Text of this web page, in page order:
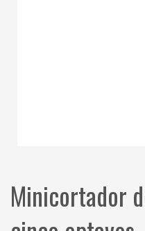
Minicortador